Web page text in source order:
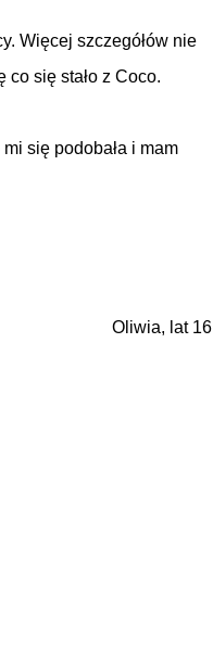
Więcej szczegółów nie
się stało z Coco.
się podobała i mam
Oliwia, lat 16